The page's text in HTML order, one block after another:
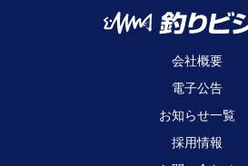
会社概要
電子公告
お知らせ一覧
採用情報